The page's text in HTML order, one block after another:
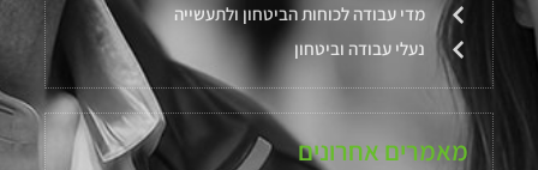
מדי עבודה לכוחות הביטחון ולתעשייה
נעלי עבודה וביטחון
מאמרים אחרונים